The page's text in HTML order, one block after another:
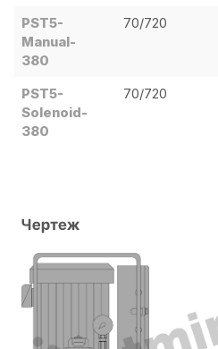
PST5-
Manual-
380
70/720
PST5-
Solenoid-
380
70/720